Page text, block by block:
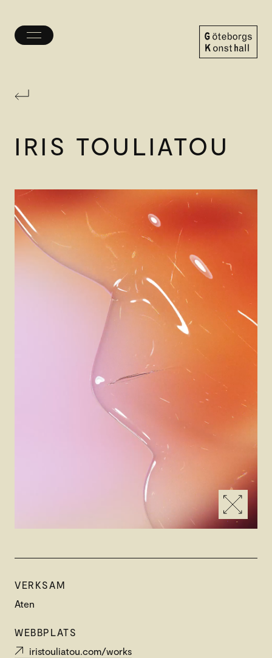
Öppna/stäng
IRIS TOULIATOU
VERKSAM
Aten
WEBBPLATS
iristouliatou.com/works